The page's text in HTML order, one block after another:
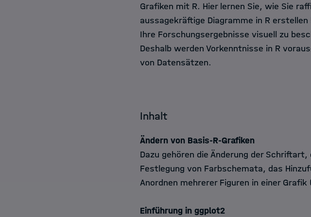
Grafiken mit R. Hier lernen Sie, wie Sie
aussagekräftige Diagramme in R erstellen
Ihre Forschungsergebnisse visuell zu
Deshalb werden Vorkenntnisse in R
von Datensätzen.
Inhalt
Ändern von Basis-R-Grafiken
Dazu gehören die Änderung der
Festlegung von Farbschemata, das
Anordnen mehrerer Figuren in einer Grafik
Einführung in ggplot2